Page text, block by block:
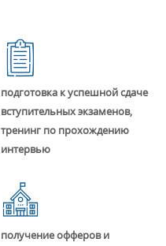
подготовка к успешной сдаче
вступительных экзаменов,
тренинг по прохождению
интервью
получение офферов и